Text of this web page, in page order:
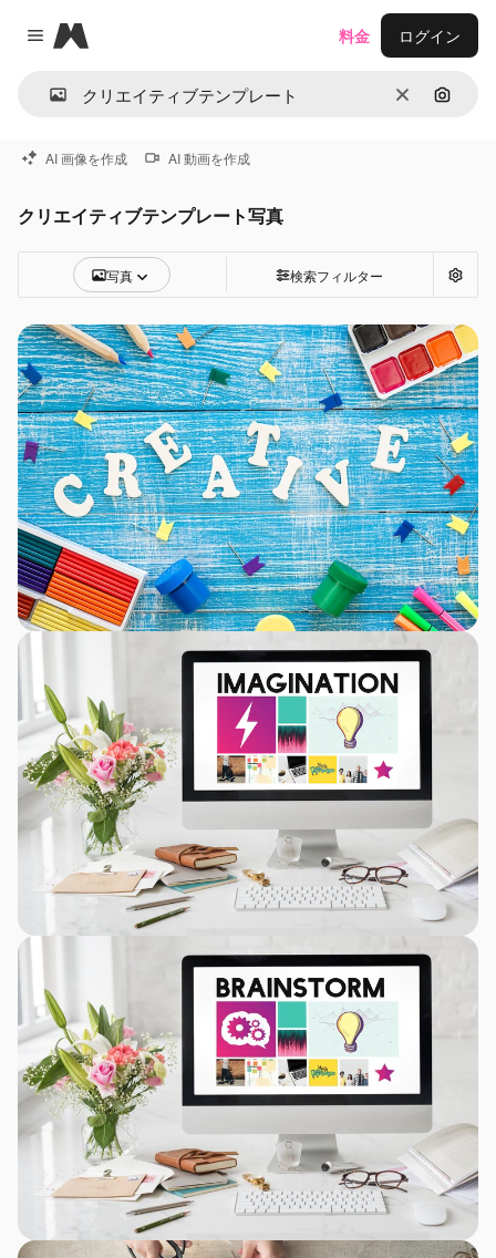
Close menu
Magnific
消去 画像で
料金 ログイン
AI 画像を作成 AI 動画を作成
クリエイティブテンプレート写真
写真 検索フィルター